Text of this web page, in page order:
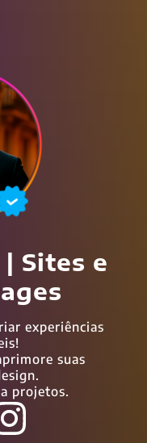
Sites e
experiências
suas
projetos.